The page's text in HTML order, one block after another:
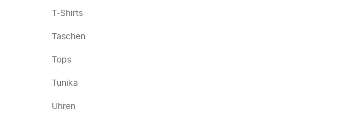
T-Shirts
Taschen
Tops
Tunika
Uhren